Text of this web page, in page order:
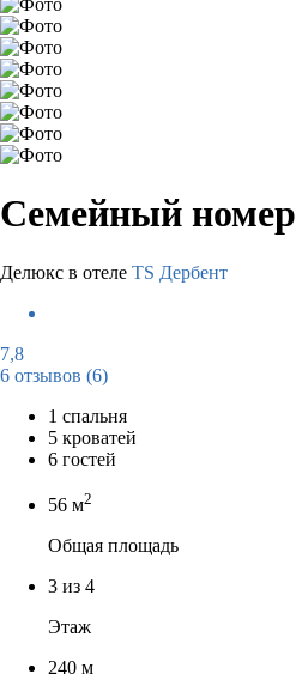
Семейный номер
Делюкс в отеле TS Дербент
7,8
6 отзывов (6)
1 спальня
5 кроватей
6 гостей
56 м2
Общая площадь
3 из 4
Этаж
240 м